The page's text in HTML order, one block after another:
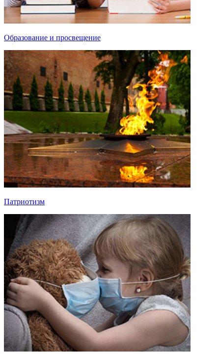
Образование и просвещение
Патриотизм